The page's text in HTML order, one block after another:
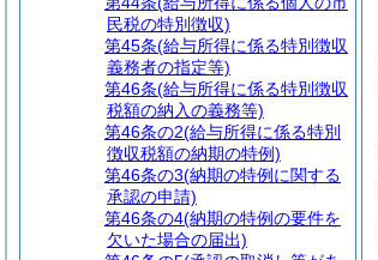
民税の特別徴収)
第45条(給与所得に係る特別徴収
義務者の指定等)
第46条(給与所得に係る特別徴収
税額の納入の義務等)
第46条の2(給与所得に係る特別
徴収税額の納期の特例)
第46条の3(納期の特例に関する
承認の申請)
第46条の4(納期の特例の要件を
欠いた場合の届出)